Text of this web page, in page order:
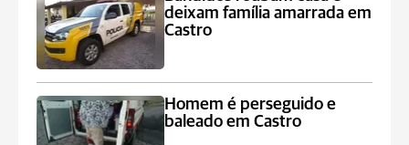
deixam família amarrada em
Castro
Homem é perseguido e
baleado em Castro